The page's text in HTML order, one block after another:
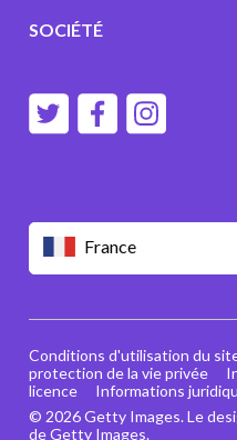
France
SOCIÉTÉ
© 2026 Getty Images. Le
de Getty Images.
Conditions d'utilisation du
protection de la vie privée
licence
Informations